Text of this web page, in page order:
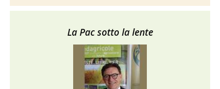
La Pac sotto la lente